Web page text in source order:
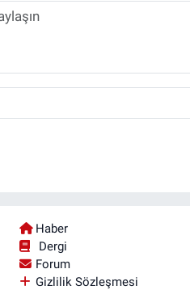
Haber
Dergi
Forum
Gizlilik Sözleşmesi